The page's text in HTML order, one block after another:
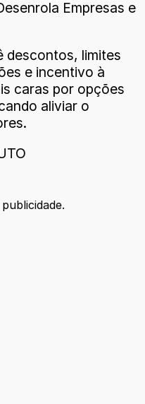
Empresas e
descontos, limites
e incentivo à
caras por opções
aliviar o